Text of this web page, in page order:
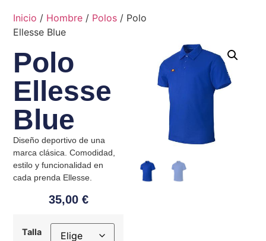
Inicio / Hombre / Polos / Polo
Ellesse Blue
Polo
Ellesse
Blue
Diseño deportivo de una
marca clásica. Comodidad,
estilo y funcionalidad en
cada prenda Ellesse.
35,00€
Talla